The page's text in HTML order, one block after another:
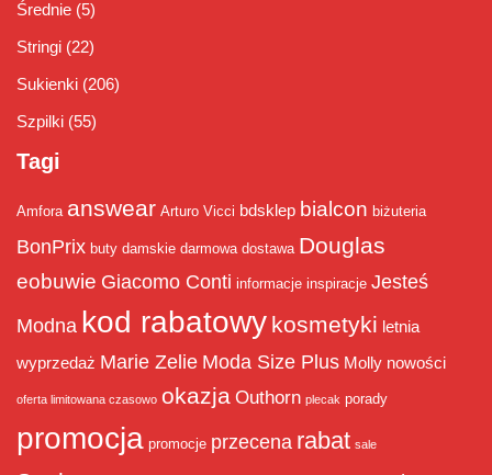
Średnie (5)
Stringi (22)
Sukienki (206)
Szpilki (55)
Tagi
Amfora answear Arturo Vicci bdsklep bialcon biżuteria
BonPrix buty damskie darmowa dostawa Douglas
eobuwie Giacomo Conti informacje inspiracje Jesteś
Modna kod rabatowy kosmetyki letnia
wyprzedaż Marie Zelie Moda Size Plus Molly nowości
oferta limitowana czasowo okazja Outhorn plecak porady
promocja promocje przecena rabat sale